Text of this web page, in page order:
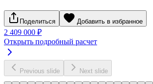
Поделиться Добавить в избранное
2 409 000 ₽
Открыть подробный расчет
Previous slide Next slide